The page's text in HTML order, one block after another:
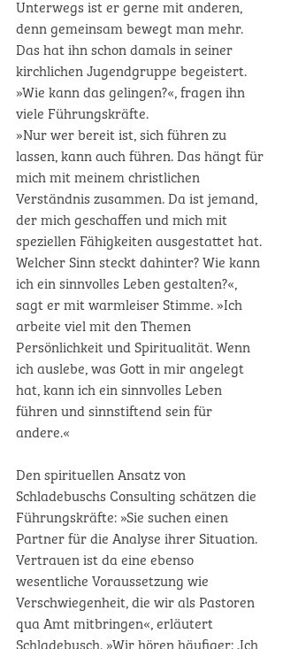
Unterwegs ist er gerne mit anderen,
denn gemeinsam bewegt man mehr.
Das hat ihn schon damals in seiner
kirchlichen Jugendgruppe begeistert.
»Wie kann das gelingen?«, fragen ihn
viele Führungskräfte.
»Nur wer bereit ist, sich führen zu
lassen, kann auch führen. Das hängt für
mich mit meinem christlichen
Verständnis zusammen. Da ist jemand,
der mich geschaffen und mich mit
speziellen Fähigkeiten ausgestattet hat.
Welcher Sinn steckt dahinter? Wie kann
ich ein sinnvolles Leben gestalten?«,
sagt er mit warmleiser Stimme. »Ich
arbeite viel mit den Themen
Persönlichkeit und Spiritualität. Wenn
ich auslebe, was Gott in mir angelegt
hat, kann ich ein sinnvolles Leben
führen und sinnstiftend sein für
andere.«
Den spirituellen Ansatz von
Schladebuschs Consulting schätzen die
Führungskräfte: »Sie suchen einen
Partner für die Analyse ihrer Situation.
Vertrauen ist da eine ebenso
wesentliche Voraussetzung wie
Verschwiegenheit, die wir als Pastoren
qua Amt mitbringen«, erläutert